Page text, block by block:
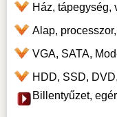
Ház, tápegység,
Alap,
VGA, SATA,
HDD, SSD,
Billentyűzet,